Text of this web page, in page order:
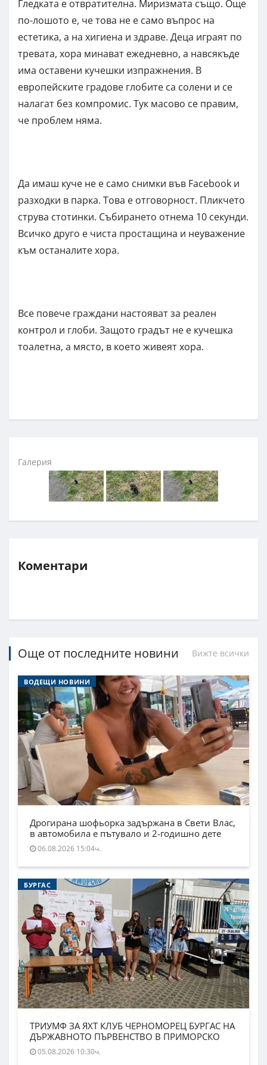
Гледката е отвратителна. Миризмата също. Още
по-лошото е, че това не е само въпрос на
естетика, а на хигиена и здраве. Деца играят по
тревата, хора минават ежедневно, а навсякъде
има оставени кучешки изпражнения. В
европейските градове глобите са солени и се
налагат без компромис. Тук масово се правим,
че проблем няма.
Да имаш куче не е само снимки във Facebook и
разходки в парка. Това е отговорност. Пликчето
струва стотинки. Събирането отнема 10 секунди.
Всичко друго е чиста простащина и неуважение
към останалите хора.
Все повече граждани настояват за реален
контрол и глоби. Защото градът не е кучешка
тоалетна, а място, в което живеят хора.
Галерия
Коментари
Още от последните новини Вижте всички
ВОДЕЩИ НОВИНИ
Дрогирана шофьорка задържана в Свети Влас,
в автомобила е пътувало и 2-годишно дете
06.08.2026 15:04ч.
БУРГАС
ТРИУМФ ЗА ЯХТ КЛУБ ЧЕРНОМОРЕЦ БУРГАС НА
ДЪРЖАВНОТО ПЪРВЕНСТВО В ПРИМОРСКО
05.08.2026 10:30ч.